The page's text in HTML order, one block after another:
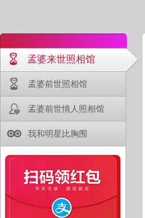
孟婆来世照相馆
孟婆前世照相馆
孟婆前世情人照相馆
我和明星比胸围